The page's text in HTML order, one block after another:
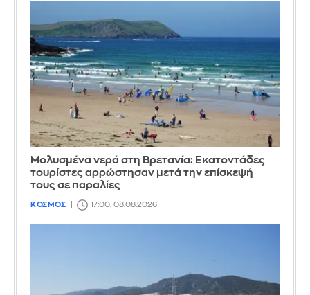
Μολυσμένα νερά στη Βρετανία: Εκατοντάδες
τουρίστες αρρώστησαν μετά την επίσκεψή
τους σε παραλίες
ΚΟΣΜΟΣ 17:00, 08.08.2026